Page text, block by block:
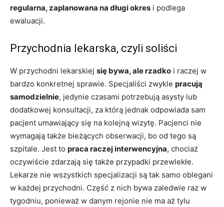
regularna, zaplanowana na długi okres i podlega
ewaluacji.
Przychodnia lekarska, czyli soliści
W przychodni lekarskiej się bywa, ale rzadko i raczej w
bardzo konkretnej sprawie. Specjaliści zwykle pracują
samodzielnie, jedynie czasami potrzebują asysty lub
dodatkowej konsultacji, za którą jednak odpowiada sam
pacjent umawiający się na kolejną wizytę. Pacjenci nie
wymagają także bieżących obserwacji, bo od tego są
szpitale. Jest to praca raczej interwencyjna, chociaż
oczywiście zdarzają się także przypadki przewlekłe.
Lekarze nie wszystkich specjalizacji są tak samo oblegani
w każdej przychodni. Część z nich bywa zaledwie raz w
tygodniu, ponieważ w danym rejonie nie ma aż tylu